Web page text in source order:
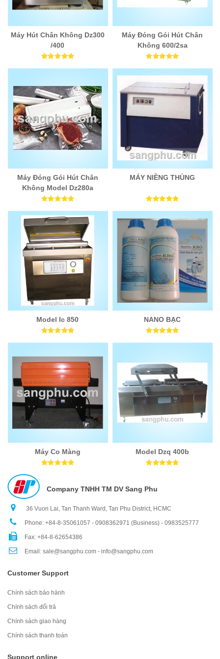
Máy Hút Chân Không Dz300
/400
Máy Đóng Gói Hút Chân
Không 600/2sa
Máy Đóng Gói Hút Chân
Không Model Dz280a
MÁY NIỀNG THÙNG
Model Ic 850 NANO BẠC
Máy Co Màng Model Dzq 400b
Company TNHH TM DV Sang Phu
36 Vuon Lai, Tan Thanh Ward, Tan Phu District, HCMC
Phone: +84-8-35061057 - 0908362971 (Business) - 0983525777
Fax: +84-8-62654386
Email: sale@sangphu.com - info@sangphu.com
Customer Support
Chính sách bảo hành
Chính sách đổi trả
Chính sách giao hàng
Chính sách thanh toán
Support online